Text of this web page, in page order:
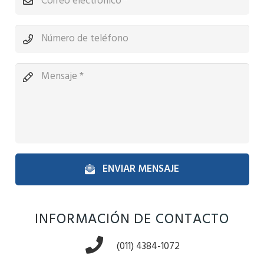
ENVIAR MENSAJE
INFORMACIÓN DE CONTACTO
(011) 4384-1072